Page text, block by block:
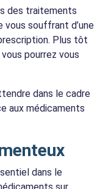
des traitements
souffrant d’une
Plus tôt
pourrez vous
dans le cadre
aux médicaments
dans le